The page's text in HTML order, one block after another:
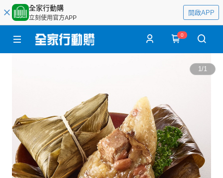
全家行動購
立刻使用官方APP
開啟APP
0
1/1